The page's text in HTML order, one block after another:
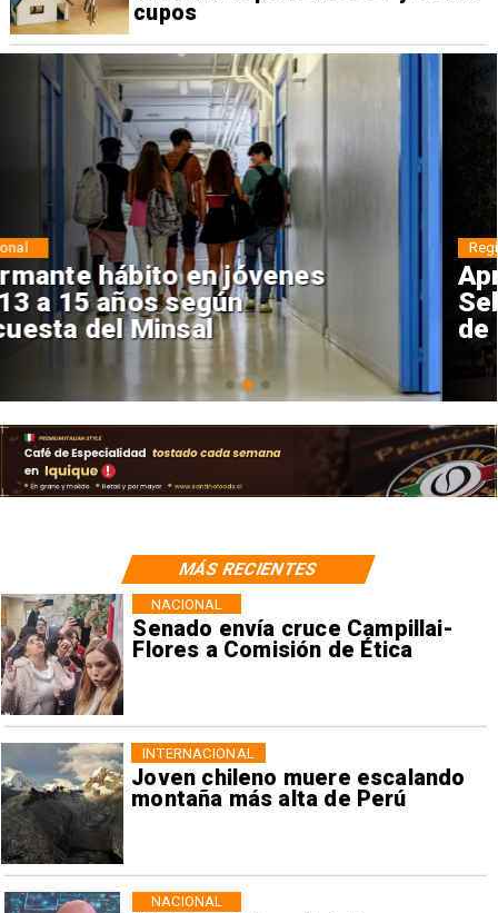
cupos
Aprueban creación del Parque
Sebastián Piñera con inversión
de $4 mil millones
Regiones
Senado envía cruce Campillai-
Flores a Comisión de Ética
NACIONAL
Joven chileno muere escalando
montaña más alta de Perú
INTERNACIONAL
NACIONAL
MÁS RECIENTES